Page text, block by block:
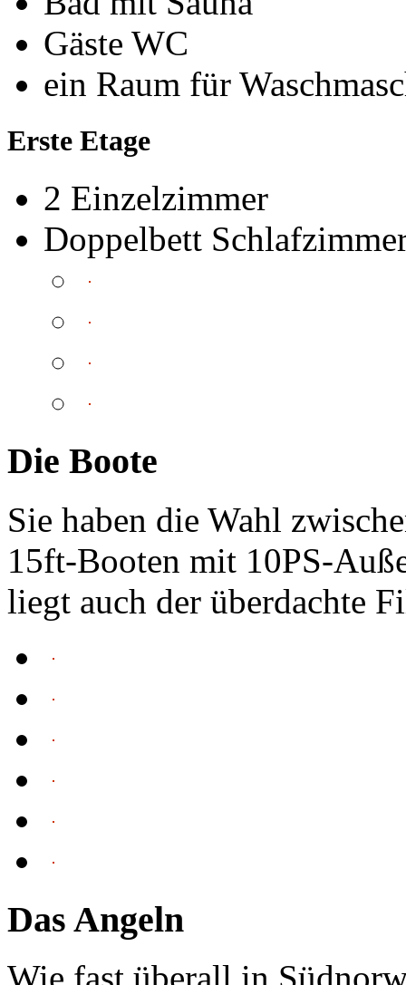
Gäste WC
ein Raum für
Erste Etage
2 Einzelzimmer
Doppelbett
Die Boote
Sie haben die Wahl
15ft-Booten mit 10PS-
liegt auch der überdachte
Das Angeln